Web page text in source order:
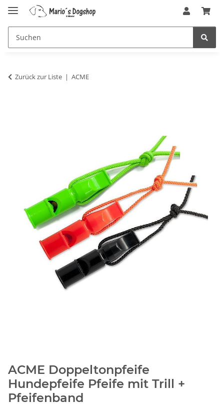
Zurück zur Liste ACME
ACME Doppeltonpfeife
Hundepfeife Pfeife mit Trill +
Pfeifenband